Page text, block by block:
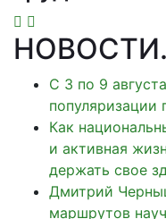
НОВОСТИ.
С 3 по 9
популяризации
Как
и активная
держать свое
Дмитрий
маршрутов